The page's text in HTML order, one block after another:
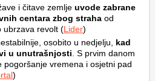
i čitave zemlje uvode zabrane
centara zbog straha od
ubrzava revolt (Lider)
osobito u nedjelju, kad
u unutrašnjosti . S prvim danom
pogoršanje vremena i osjetni pad
)